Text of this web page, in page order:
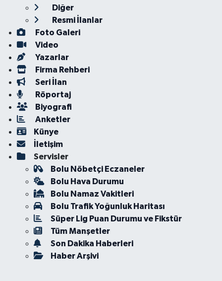
Diğer
Resmi İlanlar
Foto Galeri
Video
Yazarlar
Firma Rehberi
Seri İlan
Röportaj
Biyografi
Anketler
Künye
İletişim
Servisler
Bolu Nöbetçi Eczaneler
Bolu Hava Durumu
Bolu Namaz Vakitleri
Bolu Trafik Yoğunluk Haritası
Süper Lig Puan Durumu ve Fikstür
Tüm Manşetler
Son Dakika Haberleri
Haber Arşivi